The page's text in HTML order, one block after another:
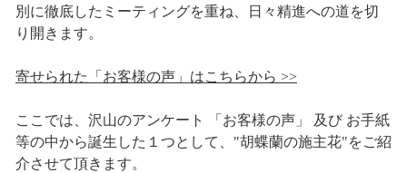
別に徹底したミーティングを重ね、日々精進への道を切
り開きます。
寄せられた「お客様の声」はこちらから >>
ここでは、沢山のアンケート 「お客様の声」 及び お手紙
等の中から誕生した１つとして、"胡蝶蘭の施主花"をご紹
介させて頂きます。